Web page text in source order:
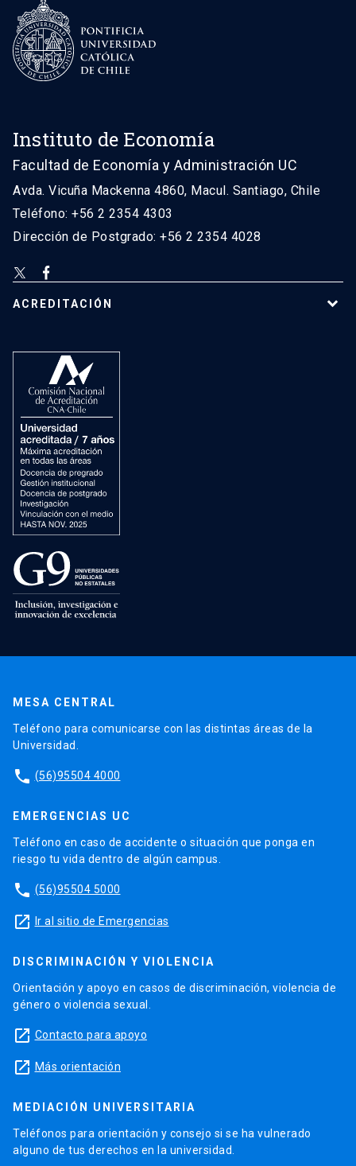
Instituto de Economía
Facultad de Economía y Administración UC
Avda. Vicuña Mackenna 4860, Macul. Santiago, Chile
Teléfono: +56 2 2354 4303
Dirección de Postgrado: +56 2 2354 4028
ACREDITACIÓN
MESA CENTRAL
Teléfono para comunicarse con las distintas áreas de la
Universidad.
phone (56)95504 4000
EMERGENCIAS UC
Teléfono en caso de accidente o situación que ponga en
riesgo tu vida dentro de algún campus.
phone (56)95504 5000
launch Ir al sitio de Emergencias
DISCRIMINACIÓN Y VIOLENCIA
Orientación y apoyo en casos de discriminación, violencia de
género o violencia sexual.
launch Contacto para apoyo
launch Más orientación
MEDIACIÓN UNIVERSITARIA
Teléfonos para orientación y consejo si se ha vulnerado
alguno de tus derechos en la universidad.